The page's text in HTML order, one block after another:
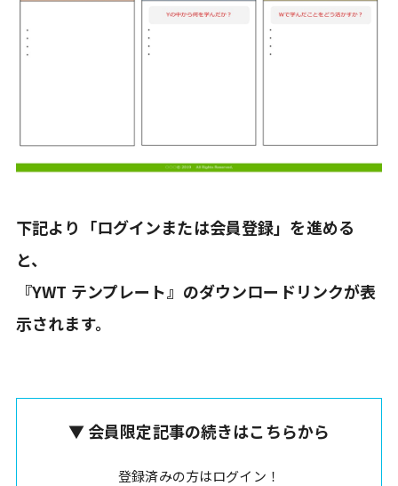
下記より「ログインまたは会員登録」 を進める
と、
『YWT テンプレート』のダウンロードリンクが表
示されます。
▼ 会員限定記事の続きはこちらから
登録済みの方はログイン！